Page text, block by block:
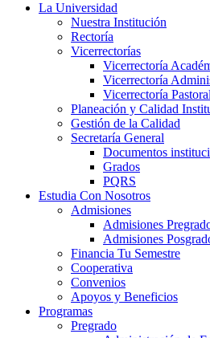
La Universidad
Nuestra Institución
Rectoría
Vicerrectorías
Vicerrectoría
Vicerrectoría
Vicerrectoría Pastoral
Planeación y Calidad
Gestión de la Calidad
Secretaría General
Documentos
Grados
PQRS
Estudia Con Nosotros
Admisiones
Admisiones
Admisiones
Financia Tu Semestre
Cooperativa
Convenios
Apoyos y Beneficios
Programas
Pregrado